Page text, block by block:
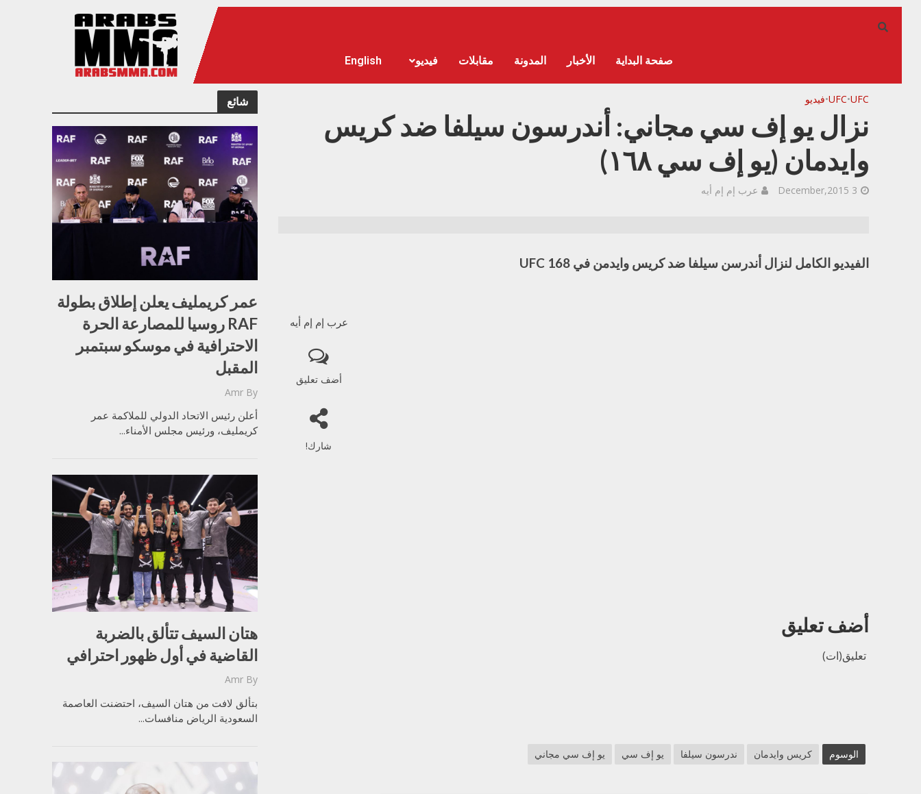
صفحة البداية الأخبار المدونة مقابلات فيديو English
شائع
عمر كريمليف يعلن إطلاق بطولة
RAF روسيا للمصارعة الحرة
الاحترافية في موسكو سبتمبر
المقبل
By
Amr
أعلن رئيس الاتحاد الدولي للملاكمة عمر
كريمليف، ورئيس مجلس الأمناء...
هتان السيف تتألق بالضربة
القاضية في أول ظهور احترافي
By
Amr
بتألق لافت من هتان السيف، احتضنت العاصمة
السعودية الرياض منافسات...
UFC
•
UFC
•فيديو
نزال يو إف سي مجاني: أندرسون سيلفا ضد كريس
وايدمان (يو إف سي ١٦٨)
3 December,2015 عرب إم إم أيه
عرب إم إم أيه
أضف تعليق
شارك!
الفيديو الكامل لنزال أندرسن سيلفا ضد كريس وايدمن في UFC 168
أضف تعليق
تعليق(ات)
الوسوم كريس وايدمان ندرسون سيلفا يو إف سي يو إف سي مجاني